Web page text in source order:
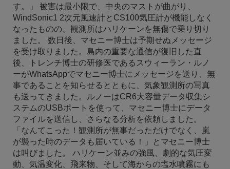
す。」 被害は最小限で、中央のマストが曲がり、
WindSonic1 2次元風速計とCS100気圧計が機能しなく
なったものの、観測所はハリケーンを無傷で乗り切り
ました。 数日後、マセニー博士は予期せぬメッセージ
を受け取りました。島内の重要な通信が復旧した直
後、トレンチ博士の研修医であるスウィーラン・ルノ
ーがWhatsAppでマセニー博士にメッセージを送り、無
事であることを知らせるとともに、気象観測所の写真
も送ってきました。ルノーはCR6大容量データ収集シ
ステムのUSBポートを使って、マセニー博士にデータ
ファイルを送信し、さらなる分析を依頼しました。
「なんてこった！観測所が無事だっただけでなく、嵐
が襲った時のデータも届いている！」とマセニー博士
は叫びました。 ハリケーン並みの強風、劇的な気圧変
動、気温変化、飛来物、そして海からの塩水噴霧にも